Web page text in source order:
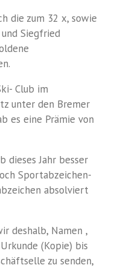
die zum 32 x, sowie
Siegfried
Club im
unter den Bremer
es eine Prämie von
dieses Jahr besser
Sportabzeichen-
absolviert
deshalb, Namen ,
(Kopie) bis
zu senden,